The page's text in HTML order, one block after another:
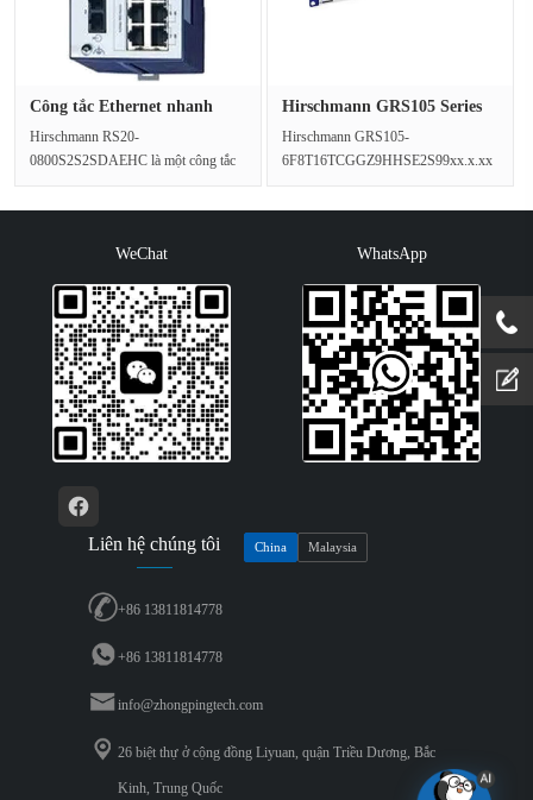
Công tắc Ethernet nhanh
Hirschmann RS20-
0800S2S2SDAEHC là một công tắc
đứng n···
Hirschmann GRS105 Series
Hirschmann GRS105-
6F8T16TCGGZ9HHSE2S99xx.x.xx
suất cao···
WeChat WhatsApp
Liên hệ chúng tôi China Malaysia
+86 13811814778
+86 13811814778
info@zhongpingtech.com
26 biệt thự ở cộng đồng Liyuan, quận Triều Dương, Bắc
Kinh, Trung Quốc